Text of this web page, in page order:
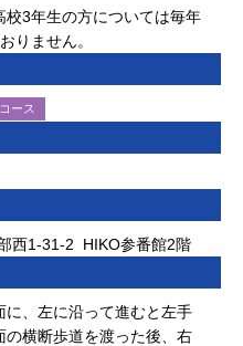
3年生の方については毎年
りません。
ース
西1-31-2 HIKO参番館2階
、左に沿って進むと左手
の横断歩道を渡った後、右